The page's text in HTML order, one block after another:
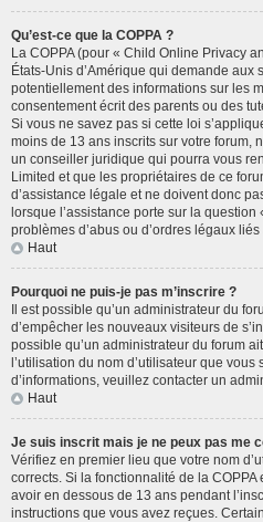
Qu’est-ce que la COPPA ?
La COPPA (pour « Child Online Privacy
États-Unis d’Amérique qui demande aux
potentiellement des informations sur les
consentement écrit des parents ou des
Si vous ne savez pas si cette loi
moins de 13 ans inscrits sur votre forum,
un conseiller juridique qui pourra vous
Limited et que les propriétaires de ce
d’assistance légale et ne doivent donc
lorsque l’assistance porte sur la
problèmes d’abus ou d’ordres légaux
Haut
Pourquoi ne puis-je pas m’inscrire ?
Il est possible qu’un administrateur du
d’empêcher les nouveaux visiteurs de
possible qu’un administrateur du forum
l’utilisation du nom d’utilisateur que
d’informations, veuillez contacter un
Haut
Je suis inscrit mais je ne peux pas me
Vérifiez en premier lieu que votre nom
corrects. Si la fonctionnalité de la
avoir en dessous de 13 ans pendant
instructions que vous avez reçues.